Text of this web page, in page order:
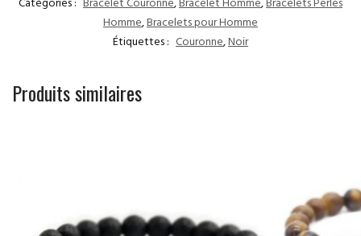
Catégories : Bracelet Couronne,Bracelet Homme,Bracelets Perles
Homme,Bracelets pour Homme
Étiquettes : Couronne,Noir
Produits similaires